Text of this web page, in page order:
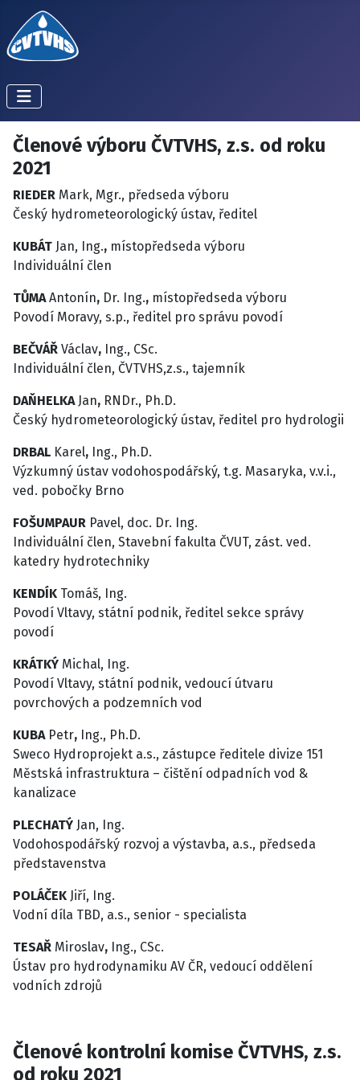
Členové výboru ČVTVHS, z.s. od roku
2021
RIEDER Mark, Mgr., předseda výboru
Český hydrometeorologický ústav, ředitel
KUBÁT Jan, Ing., místopředseda výboru
Individuální člen
TŮMAAntonín, Dr. Ing., místopředseda výboru
Povodí Moravy, s.p., ředitel pro správu povodí
BEČVÁŘ Václav, Ing., CSc.
Individuální člen, ČVTVHS,z.s., tajemník
DAŇHELKA Jan, RNDr., Ph.D.
Český hydrometeorologický ústav, ředitel pro hydrologii
DRBAL Karel, Ing., Ph.D.
Výzkumný ústav vodohospodářský, t.g. Masaryka, v.v.i.,
ved. pobočky Brno
FOŠUMPAUR Pavel, doc. Dr. Ing.
Individuální člen, Stavební fakulta ČVUT, zást. ved.
katedry hydrotechniky
KENDÍK Tomáš, Ing.
Povodí Vltavy, státní podnik, ředitel sekce správy
povodí
KRÁTKÝ Michal, Ing.
Povodí Vltavy, státní podnik, vedoucí útvaru
povrchových a podzemních vod
KUBA Petr, Ing., Ph.D.
Sweco Hydroprojekt a.s., zástupce ředitele divize 151
Městská infrastruktura – čištění odpadních vod &
kanalizace
PLECHATÝ Jan, Ing.
Vodohospodářský rozvoj a výstavba, a.s., předseda
představenstva
POLÁČEK Jiří, Ing.
Vodní díla TBD, a.s., senior - specialista
TESAŘ Miroslav, Ing., CSc.
Ústav pro hydrodynamiku AV ČR, vedoucí oddělení
vodních zdrojů
Členové kontrolní komise ČVTVHS, z.s.
od roku 2021